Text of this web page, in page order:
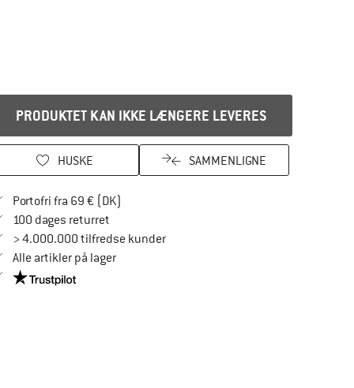
PRODUKTET KAN IKKE LÆNGERE LEVERES
HUSKE SAMMENLIGNE
Portofri fra 69 € (DK)
100 dages returretGå til returretten her Åbnes i en infoboks
> 4.000.000 tilfredse kunder
Alle artikler på lager
Vi er Trustpilot-certificeret - oplysningerne får du